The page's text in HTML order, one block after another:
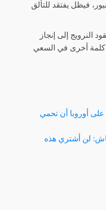
فيظل يفتقد للتألق
النرويج إلى إنجاز
كلمة أخرى في السعي
على أوروبا أن تحمي
لن أشتري هذه